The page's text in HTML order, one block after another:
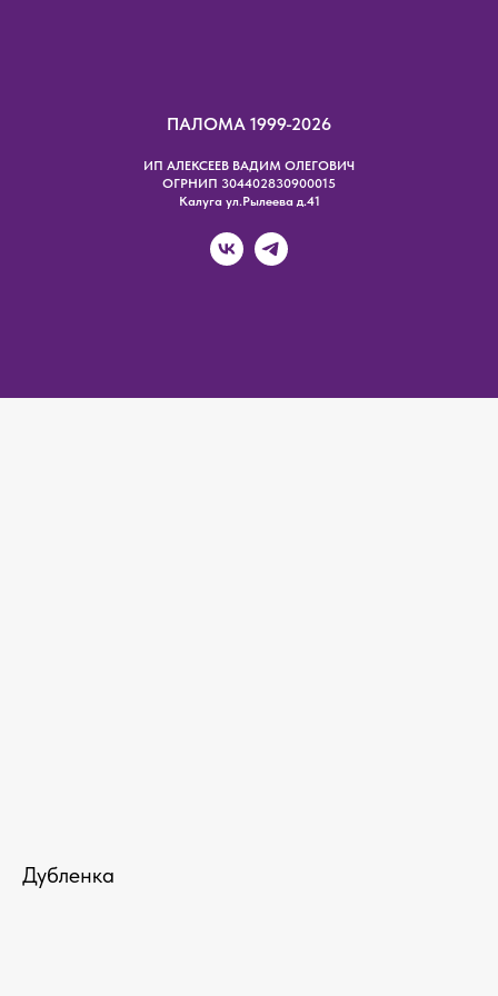
ПАЛОМА 1999-2026
ИП АЛЕКСЕЕВ ВАДИМ ОЛЕГОВИЧ
ОГРНИП 304402830900015
Калуга ул.Рылеева д.41
Дубленка